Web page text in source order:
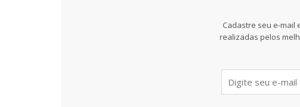
Cadastre seu e-mail
realizadas pelos